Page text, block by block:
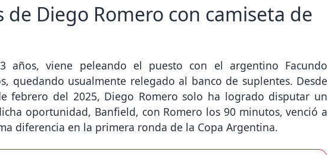
de Diego Romero con camiseta de
años, viene peleando el puesto con el argentino Facundo
quedando usualmente relegado al banco de suplentes. Desde
febrero del 2025, Diego Romero solo ha logrado disputar un
oportunidad, Banfield, con Romero los 90 minutos, venció a
diferencia en la primera ronda de la Copa Argentina.